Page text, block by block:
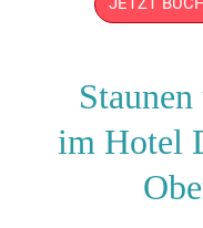
im Hotel